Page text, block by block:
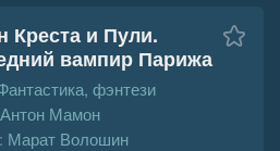
Креста и Пули.
вампир Парижа
фэнтези
Антон Мамон
Марат Волошин